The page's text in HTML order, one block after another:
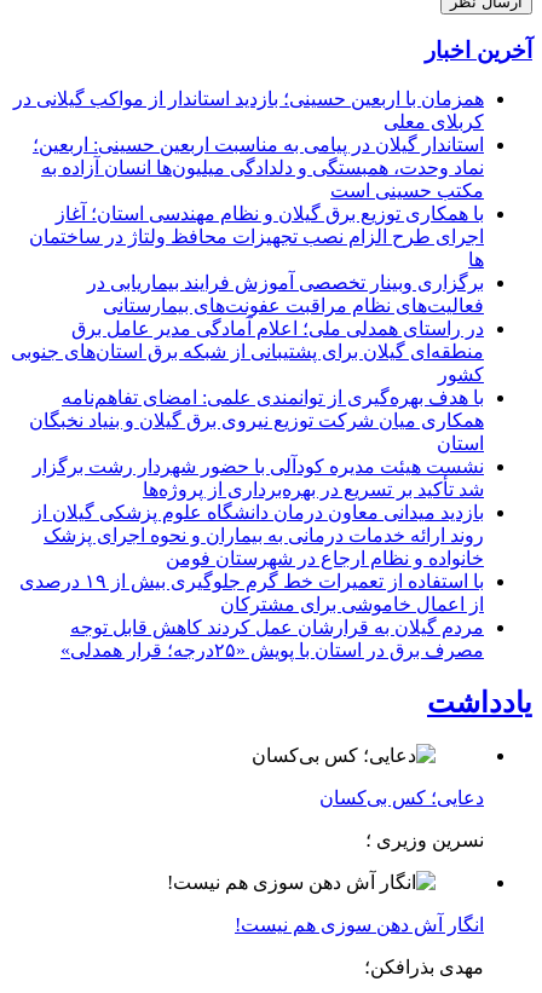
آخرین اخبار
همزمان با اربعین حسینی؛ بازدید استاندار از مواکب گیلانی در
کربلای معلی
استاندار گیلان در پیامی به مناسبت اربعین حسینی: اربعین؛
نماد وحدت، همبستگی و دلدادگی میلیون‌ها انسان آزاده به
مکتب حسینی است
با همکاری توزیع برق گیلان و نظام مهندسی استان؛ آغاز
اجرای طرح الزام نصب تجهیزات محافظ ولتاژ در ساختمان
ها
برگزاری وبینار تخصصی آموزش فرایند بیماریابی در
فعالیت‌های نظام مراقبت عفونت‌های بیمارستانی
در راستای همدلی ملی؛ اعلام آمادگی مدیر عامل برق
منطقه‌ای گیلان برای پشتیبانی از شبكه برق استان‌های جنوبی
كشور
با هدف بهره‌گیری از توانمندی علمی: امضای تفاهم‌نامه
همكاری میان شركت توزیع نیروی برق گیلان و بنیاد نخبگان
استان
نشست هیئت مدیره کودآلی با حضور شهردار رشت برگزار
شد تأکید بر تسریع در بهره‌برداری از پروژه‌ها
بازدید میدانی معاون درمان دانشگاه علوم پزشکی گیلان از
روند ارائه خدمات درمانی به بیماران و نحوه اجرای پزشک
خانواده و نظام ارجاع در شهرستان فومن
با استفاده از تعمیرات خط گرم جلوگیری بیش از ۱۹ درصدی
از اعمال خاموشی برای مشتركان
مردم گیلان به قرارشان عمل کردند كاهش قابل توجه
مصرف برق در استان با پویش «۲۵درجه؛ قرار همدلی»
یادداشت
دعایی؛ کس بی‌کسان
نسرین وزیری ؛
انگار آش دهن سوزی هم نیست!
مهدی بذرافکن؛